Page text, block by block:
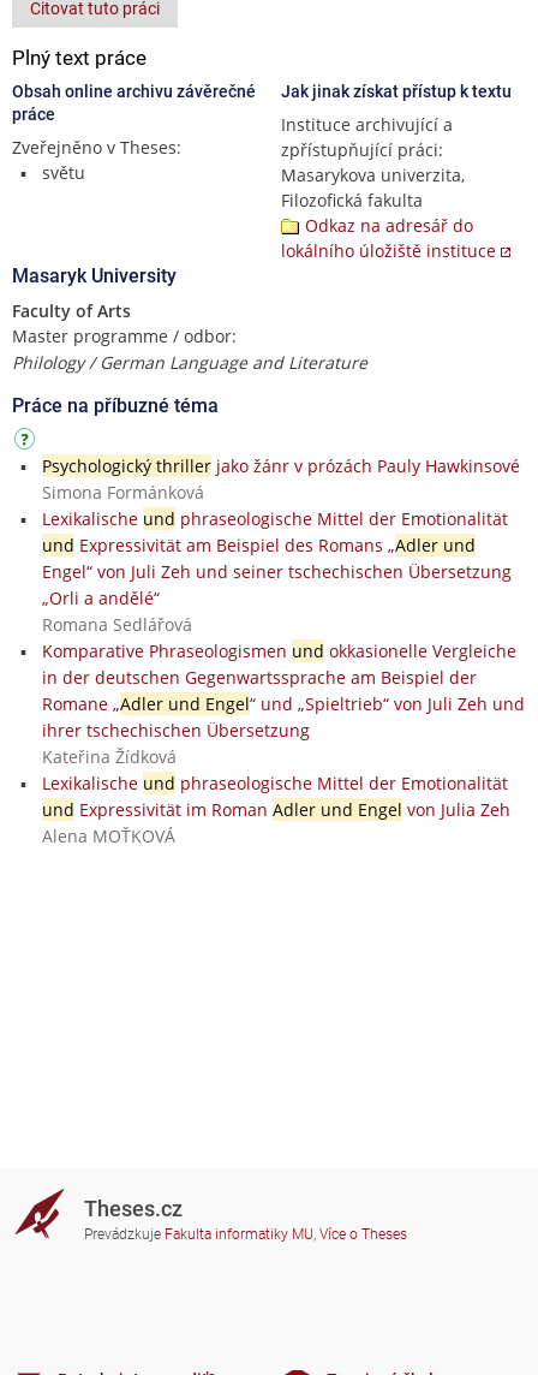
Citovat tuto práci
Plný text práce
Obsah online archivu závěrečné
práce
Zveřejněno v Theses:
světu
Jak jinak získat přístup k textu
Instituce archivující a
zpřístupňující práci:
Masarykova univerzita,
Filozofická fakulta
Odkaz na adresář do
lokálního úložiště instituce
Masaryk University
Faculty of Arts
Master programme / odbor:
Philology / German Language and Literature
Práce na příbuzné téma
Psychologický thrillerjako žánr v prózách Pauly Hawkinsové
Simona Formánková
Lexikalische und phraseologische Mittel der Emotionalität
und Expressivität am Beispiel des Romans „Adler und
Engel“ von Juli Zeh und seiner tschechischen Übersetzung
„Orli a andělé“
Romana Sedlářová
Komparative Phraseologismen und okkasionelle Vergleiche
in der deutschen Gegenwartssprache am Beispiel der
Romane „Adler und Engel“ und „Spieltrieb“ von Juli Zeh und
ihrer tschechischen Übersetzung
Kateřina Žídková
Lexikalische und phraseologische Mittel der Emotionalität
und Expressivität im Roman Adler und Engel von Julia Zeh
Alena MOŤKOVÁ
Theses.cz
Prevádzkuje Fakulta informatiky MU, Více o Theses